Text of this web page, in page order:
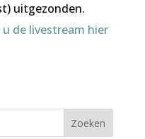
uitgezonden.
de livestream hier